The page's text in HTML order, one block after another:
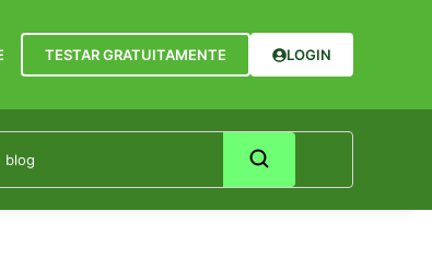
TESTAR GRATUITAMENTE LOGIN